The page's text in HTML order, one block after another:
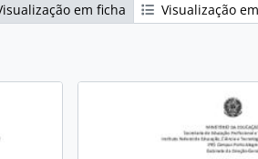
em ficha Visualização